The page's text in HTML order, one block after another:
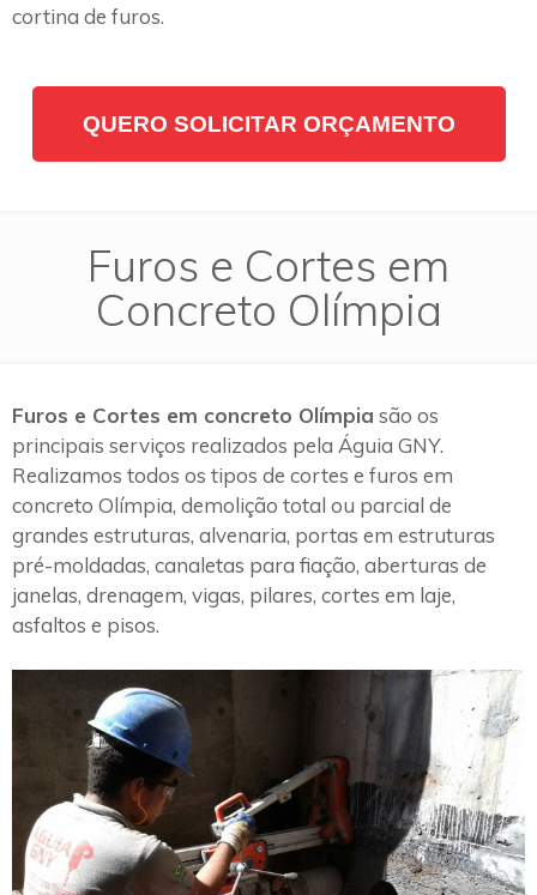
cortina de furos.
QUERO SOLICITAR ORÇAMENTO
Furos e Cortes em
Concreto Olímpia
Furos e Cortes em concreto Olímpia são os
principais serviços realizados pela Águia GNY.
Realizamos todos os tipos de cortes e furos em
concreto Olímpia, demolição total ou parcial de
grandes estruturas, alvenaria, portas em estruturas
pré-moldadas, canaletas para fiação, aberturas de
janelas, drenagem, vigas, pilares, cortes em laje,
asfaltos e pisos.